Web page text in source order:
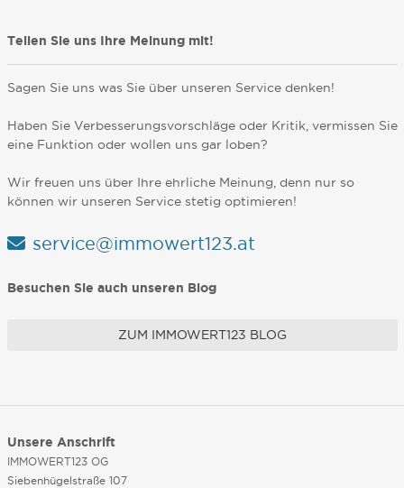
Teilen Sie uns Ihre Meinung mit!
Sagen Sie uns was Sie über unseren Service denken!
Haben Sie Verbesserungsvorschläge oder Kritik, vermissen Sie
eine Funktion oder wollen uns gar loben?
Wir freuen uns über Ihre ehrliche Meinung, denn nur so
können wir unseren Service stetig optimieren!
service@immowert123.at
Besuchen Sie auch unseren Blog
ZUM IMMOWERT123 BLOG
Unsere Anschrift
IMMOWERT123 OG
Siebenhügelstraße 107